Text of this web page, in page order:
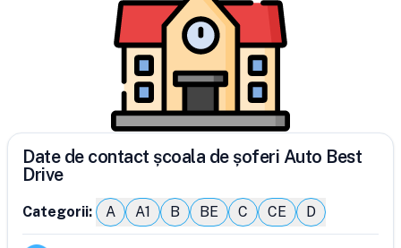
Date de contact școala de șoferi Auto Best
Drive
Categorii: A A1 B BE C CE D